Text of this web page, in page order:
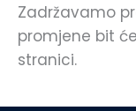
Zadržavamo
promjene bit
stranici.